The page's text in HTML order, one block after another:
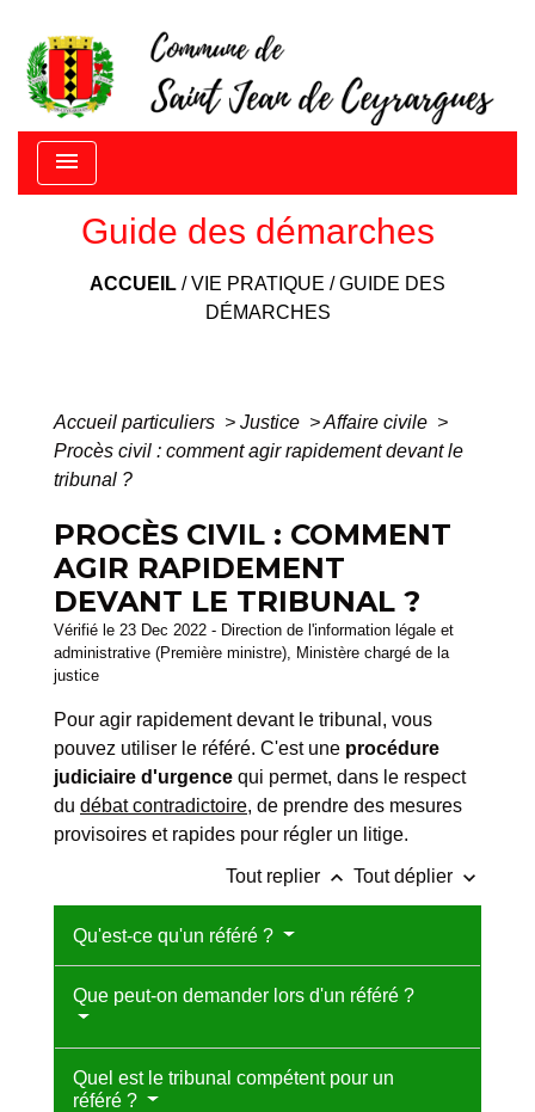
menu
Guide des démarches
ACCUEIL /VIE PRATIQUE /GUIDE DES
DÉMARCHES
Accueil particuliers > Justice >Affaire civile >
Procès civil : comment agir rapidement devant le
tribunal ?
PROCÈS CIVIL : COMMENT
AGIR RAPIDEMENT
DEVANT LE TRIBUNAL ?
Vérifié le 23 Dec 2022 - Direction de l'information légale et
administrative (Première ministre), Ministère chargé de la
justice
Pour agir rapidement devant le tribunal, vous
pouvez utiliser le référé. C'est une procédure
judiciaire d'urgence qui permet, dans le respect
du débat contradictoire, de prendre des mesures
provisoires et rapides pour régler un litige.
Tout replier keyboard_arrow_up Tout déplier keyboard_arrow_down
Qu'est-ce qu'un référé ?
Que peut-on demander lors d'un référé ?
Quel est le tribunal compétent pour un
référé ?